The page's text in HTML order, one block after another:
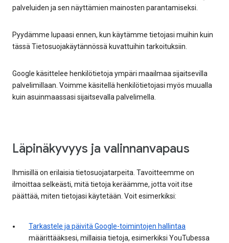
palveluiden ja sen näyttämien mainosten parantamiseksi.
Pyydämme lupaasi ennen, kun käytämme tietojasi muihin kuin
tässä Tietosuojakäytännössä kuvattuihin tarkoituksiin.
Google käsittelee henkilötietoja ympäri maailmaa sijaitsevilla
palvelimillaan. Voimme käsitellä henkilötietojasi myös muualla
kuin asuinmaassasi sijaitsevalla palvelimella.
Läpinäkyvyys ja valinnanvapaus
Ihmisillä on erilaisia tietosuojatarpeita. Tavoitteemme on
ilmoittaa selkeästi, mitä tietoja keräämme, jotta voit itse
päättää, miten tietojasi käytetään. Voit esimerkiksi:
Tarkastele ja päivitä Google-toimintojen hallintaa
määrittääksesi, millaisia tietoja, esimerkiksi YouTubessa